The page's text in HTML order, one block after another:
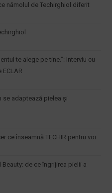
nămolul de Techirghiol diferit
te alege pe tine.”: Interviu cu
se adaptează pielea și
ce înseamnă TECHIR pentru voi
de ce îngrijirea pielii a